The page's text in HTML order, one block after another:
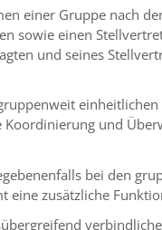
einer Gruppe nach
sowie einen
und seines
und
bei den
eine zusätzliche